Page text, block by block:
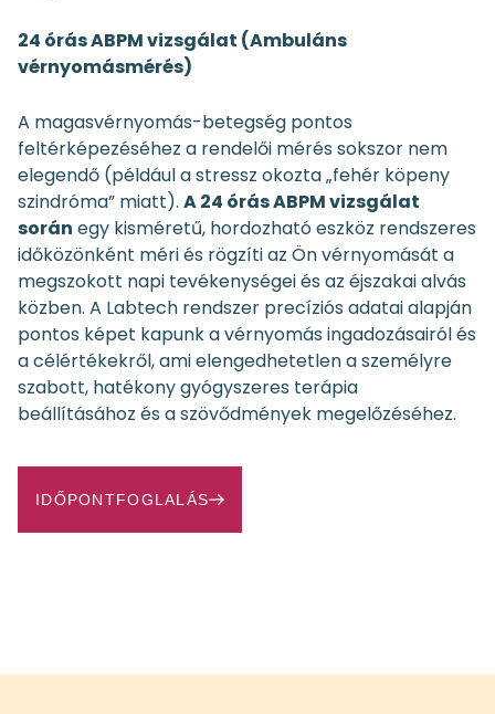
24 órás ABPM vizsgálat (Ambuláns
vérnyomásmérés)
A magasvérnyomás-betegség pontos
feltérképezéséhez a rendelői mérés sokszor nem
elegendő (például a stressz okozta „fehér köpeny
szindróma” miatt). A 24 órás ABPM vizsgálat
során egy kisméretű, hordozható eszköz rendszeres
időközönként méri és rögzíti az Ön vérnyomását a
megszokott napi tevékenységei és az éjszakai alvás
közben. A Labtech rendszer precíziós adatai alapján
pontos képet kapunk a vérnyomás ingadozásairól és
a célértékekről, ami elengedhetetlen a személyre
szabott, hatékony gyógyszeres terápia
beállításához és a szövődmények megelőzéséhez.
IDŐPONTFOGLALÁS